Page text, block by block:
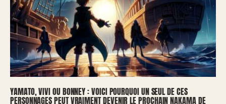
YAMATO, VIVI OU BONNEY : VOICI POURQUOI UN SEUL DE CES
PERSONNAGES PEUT VRAIMENT DEVENIR LE PROCHAIN NAKAMA DE